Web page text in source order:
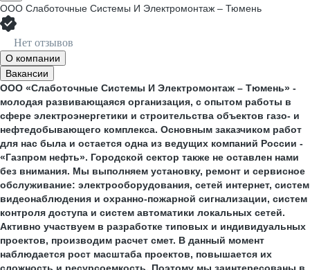
ООО Слаботочные Системы И Электромонтаж – Тюмень
Нет отзывов
О компании
Вакансии
ООО «Слаботочные Системы И Электромонтаж – Тюмень» -
молодая развивающаяся организация, с опытом работы в
сфере электроэнергетики и строительства объектов газо- и
нефтедобывающего комплекса. Основным заказчиком работ
для нас была и остается одна из ведущих компаний России -
«Газпром нефть». Городской сектор также не оставлен нами
без внимания. Мы выполняем установку, ремонт и сервисное
обслуживание: электрооборудования, сетей интернет, систем
видеонаблюдения и охранно-пожарной сигнализации, систем
контроля доступа и систем автоматики локальных сетей.
Активно участвуем в разработке типовых и индивидуальных
проектов, производим расчет смет. В данный момент
наблюдается рост масштаба проектов, повышается их